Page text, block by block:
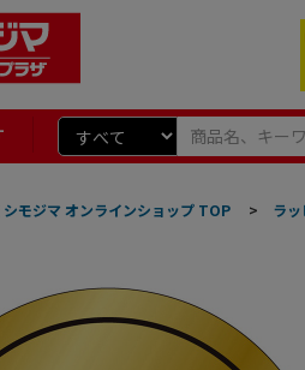
モジマ オンラインショップ TOP > ラ